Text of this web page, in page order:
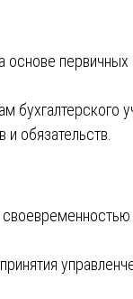
основе первичных
бухгалтерского
обязательств.
своевременностью